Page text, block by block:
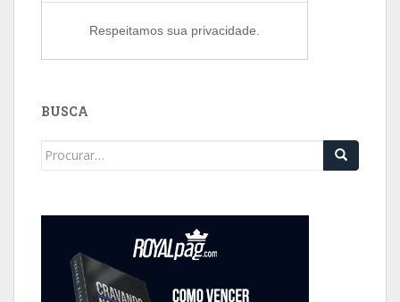
Respeitamos sua privacidade.
BUSCA
Search